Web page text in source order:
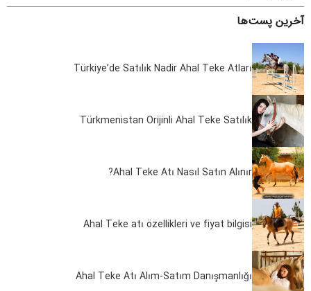
آخرین پست‌ها
Türkiye’de Satılık Nadir Ahal Teke Atları
Türkmenistan Orijinli Ahal Teke Satılık
Ahal Teke Atı Nasıl Satın Alınır?
Ahal Teke atı özellikleri ve fiyat bilgisi
Ahal Teke Atı Alım-Satım Danışmanlığı